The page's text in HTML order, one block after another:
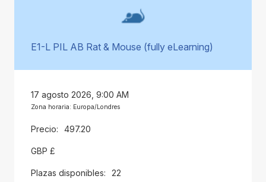
E1-L PIL AB Rat & Mouse (fully eLearning)
17 agosto 2026, 9:00 AM
Zona horaria: Europa/Londres
497.20
GBP £
22